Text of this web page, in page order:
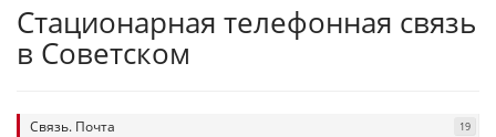
Стационарная телефонная связь
в Советском
Связь. Почта 19